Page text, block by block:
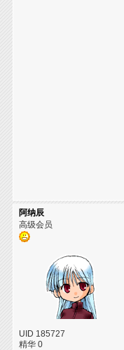
阿纳辰
高级会员
UID 185727
精华 0